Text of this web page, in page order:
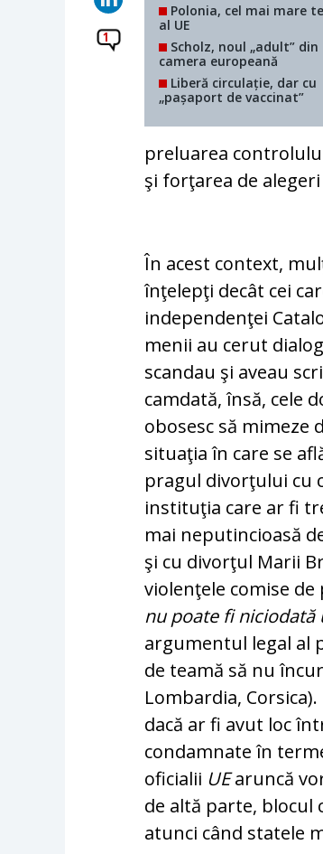
1
Polonia, cel mai mare
al UE
Scholz, noul „adult” din
camera europeană
Liberă circulație, dar cu
„pașaport de vaccinat”
preluarea
şi for­ţa­rea de
În acest context,
înţelepţi decât cei
independenţei
menii au cerut
scandau şi aveau
camdată, însă, cele
obosesc să mimeze
situaţia în care se
pragul divorţului cu
instituţia care ar fi
mai neputincioasă
şi cu divorţul Marii
violenţele comise
nu poate fi
argumentul le­gal al
de teamă să nu
Lombardia,
da­că ar fi avut loc
condamnate în
oficialii UEaruncă
de altă parte, blocul
atunci când statele